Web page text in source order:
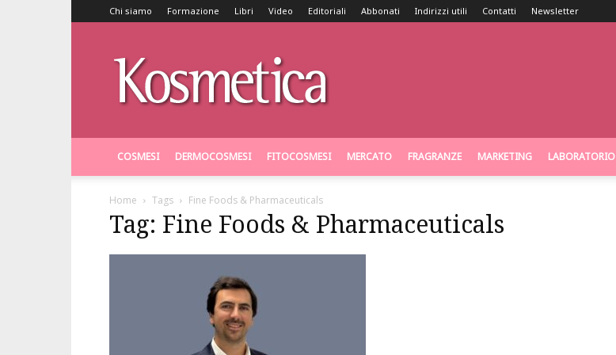
Chi siamo Formazione Libri Video Editoriali Abbonati Indirizzi utili Contatti Newsletter
COSMESI DERMOCOSMESI FITOCOSMESI MERCATO FRAGRANZE MARKETING LABORATORIO
Home Tags Fine Foods & Pharmaceuticals
Tag: Fine Foods & Pharmaceuticals